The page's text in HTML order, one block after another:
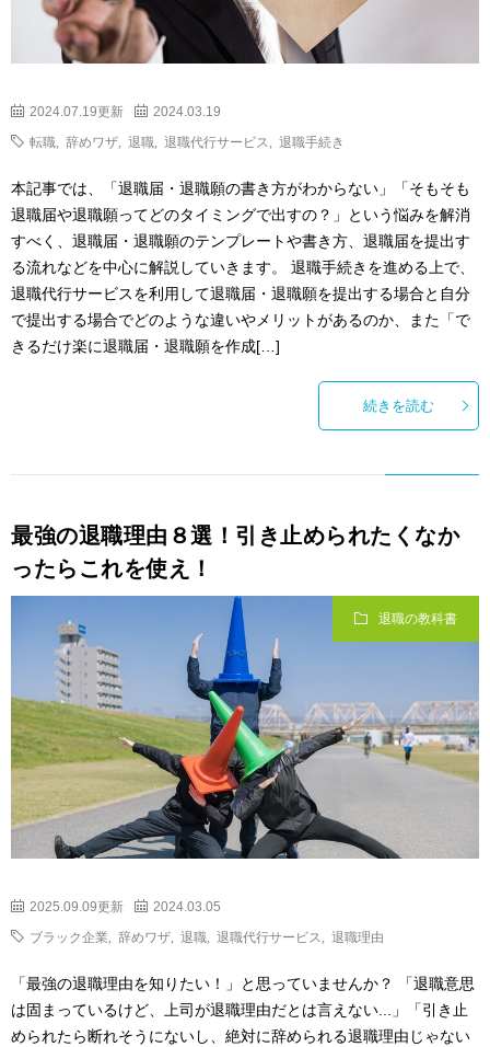
2024.07.19更新 2024.03.19
転職 辞めワザ 退職 退職代行サービス 退職手続き
本記事では、「退職届・退職願の書き方がわからない」「そもそも
退職届や退職願ってどのタイミングで出すの？」という悩みを解消
すべく、退職届・退職願のテンプレートや書き方、退職届を提出す
る流れなどを中心に解説していきます。 退職手続きを進める上で、
退職代行サービスを利用して退職届・退職願を提出する場合と自分
で提出する場合でどのような違いやメリットがあるのか、また「で
きるだけ楽に退職届・退職願を作成[…]
続きを読む
最強の退職理由８選！引き止められたくなか
ったらこれを使え！
退職の教科書
2025.09.09更新 2024.03.05
ブラック企業 辞めワザ 退職 退職代行サービス 退職理由
「最強の退職理由を知りたい！」と思っていませんか？ 「退職意思
は固まっているけど、上司が退職理由だとは言えない...」「引き止
められたら断れそうにないし、絶対に辞められる退職理由じゃない